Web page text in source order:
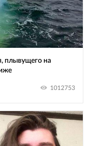
плывущего на
1012753